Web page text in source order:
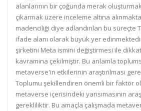
alanlarının bir çoğunda merak
çıkarmak üzere inceleme altına
madenciliği diye adlandırılan bu süreçte
ifade alanı olarak büyük yer
şirketini Meta ismini değiştirmesi ile
kavramına çekilmiştir. Bu anlamla
metaverse'in etkilerinin araştırılması
Toplumu şekillendiren önemli bir faktör
metaverse içerisindeki yansımasının
gerekliliktir. Bu amaçla çalışmada